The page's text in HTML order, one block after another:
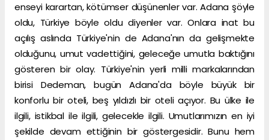
enseyi karartan, kötümser düşünenler var. Adana şöyle
oldu, Türkiye böyle oldu diyenler var. Onlara inat bu
açılış aslında Türkiye'nin de Adana'nın da gelişmekte
olduğunu, umut vadettiğini, geleceğe umutla baktığını
gösteren bir olay. Türkiye'nin yerli milli markalarından
birisi Dedeman, bugün Adana'da böyle büyük bir
konforlu bir oteli, beş yıldızlı bir oteli açıyor. Bu ülke ile
ilgili, istikbal ile ilgili, gelecekle ilgili. Umutlarımızın en iyi
şekilde devam ettiğinin bir göstergesidir. Bunu hem